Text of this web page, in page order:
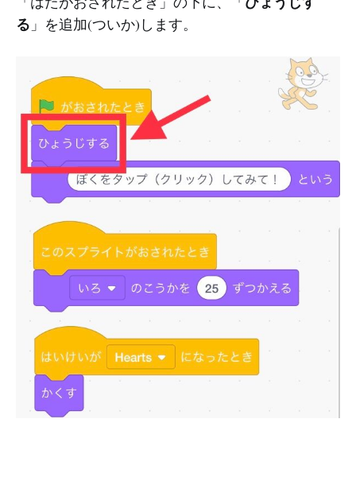
る 」を追加(ついか)します。